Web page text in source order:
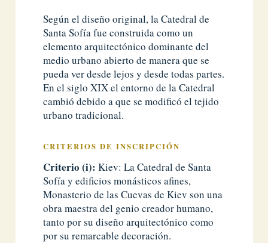
Según el diseño original, la Catedral de
Santa Sofía fue construida como un
elemento arquitectónico dominante del
medio urbano abierto de manera que se
pueda ver desde lejos y desde todas partes.
En el siglo XIX el entorno de la Catedral
cambió debido a que se modificó el tejido
urbano tradicional.
CRITERIOS DE INSCRIPCIÓN
Criterio (i):Kiev: La Catedral de Santa
Sofía y edificios monásticos afines,
Monasterio de las Cuevas de Kiev son una
obra maestra del genio creador humano,
tanto por su diseño arquitectónico como
por su remarcable decoración.